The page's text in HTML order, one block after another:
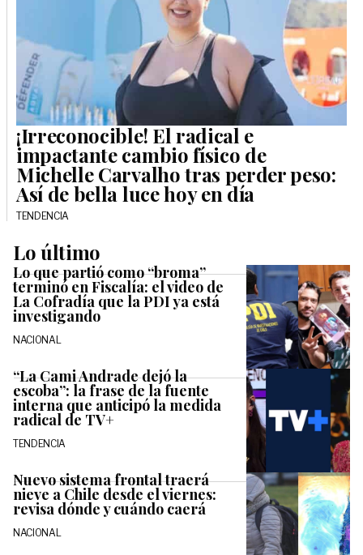
¡Irreconocible! El radical e
impactante cambio físico de
Michelle Carvalho tras perder peso:
Así de bella luce hoy en día
TENDENCIA
Lo último
Lo que partió como “broma”
terminó en Fiscalía: el video de
La Cofradía que la PDI ya está
investigando
NACIONAL
“La Cami Andrade dejó la
escoba”: la frase de la fuente
interna que anticipó la medida
radical de TV+
TENDENCIA
Nuevo sistema frontal traerá
nieve a Chile desde el viernes:
revisa dónde y cuándo caerá
NACIONAL